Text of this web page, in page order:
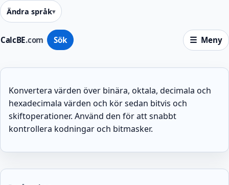
CalcBE.com Sök Meny
Ändra språk
Konvertera värden över binära, oktala, decimala och
hexadecimala värden och kör sedan bitvis och
skiftoperationer. Använd den för att snabbt
kontrollera kodningar och bitmasker.